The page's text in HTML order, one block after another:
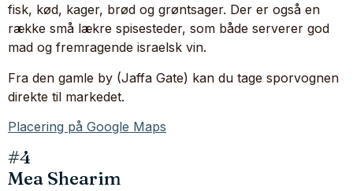
fisk, kød, kager, brød og grøntsager. Der er også en
række små lækre spisesteder, som både serverer god
mad og fremragende israelsk vin.
Fra den gamle by (Jaffa Gate) kan du tage sporvognen
direkte til markedet.
Placering på Google Maps
#4
Mea Shearim